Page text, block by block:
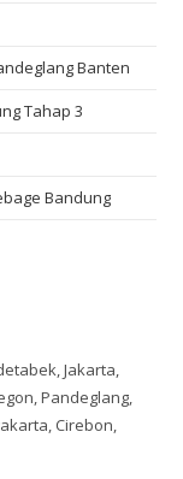
Banten
Tahap 3
Bandung
Jakarta,
Pandeglang,
Cirebon,